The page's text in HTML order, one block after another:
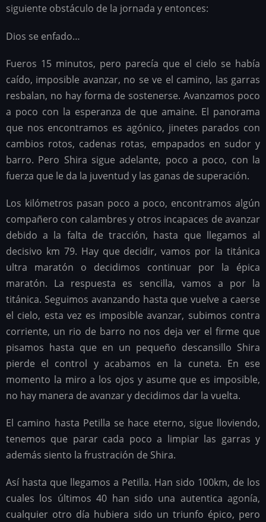
siguiente obstáculo de la jornada y entonces:
Dios se enfado…
Fueros 15 minutos, pero parecía que el cielo se había
caído, imposible avanzar, no se ve el camino, las garras
resbalan, no hay forma de sostenerse. Avanzamos poco
a poco con la esperanza de que amaine. El panorama
que nos encontramos es agónico, jinetes parados con
cambios rotos, cadenas rotas, empapados en sudor y
barro. Pero Shira sigue adelante, poco a poco, con la
fuerza que le da la juventud y las ganas de superación.
Los kilómetros pasan poco a poco, encontramos algún
compañero con calambres y otros incapaces de avanzar
debido a la falta de tracción, hasta que llegamos al
decisivo km 79. Hay que decidir, vamos por la titánica
ultra maratón o decidimos continuar por la épica
maratón. La respuesta es sencilla, vamos a por la
titánica. Seguimos avanzando hasta que vuelve a caerse
el cielo, esta vez es imposible avanzar, subimos contra
corriente, un rio de barro no nos deja ver el firme que
pisamos hasta que en un pequeño descansillo Shira
pierde el control y acabamos en la cuneta. En ese
momento la miro a los ojos y asume que es imposible,
no hay manera de avanzar y decidimos dar la vuelta.
El camino hasta Petilla se hace eterno, sigue lloviendo,
tenemos que parar cada poco a limpiar las garras y
además siento la frustración de Shira.
Así hasta que llegamos a Petilla. Han sido 100km, de los
cuales los últimos 40 han sido una autentica agonía,
cualquier otro día hubiera sido un triunfo épico, pero